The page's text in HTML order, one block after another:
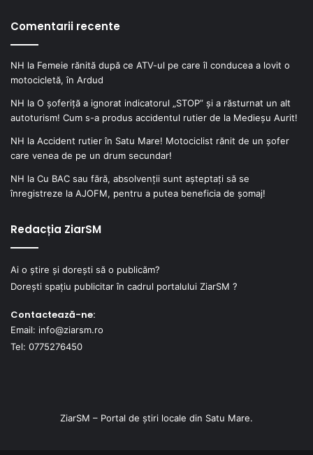
Comentarii recente
NH la Femeie rănită după ce ATV-ul pe care îl conducea a lovit o
motocicletă, în Ardud
NH la O șoferiță a ignorat indicatorul „STOP” și a răsturnat un alt
autoturism! Cum s-a produs accidentul rutier de la Medieșu Aurit!
NH la Accident rutier în Satu Mare! Motociclist rănit de un șofer
care venea de pe un drum secundar!
NH la Cu BAC sau fără, absolvenții sunt așteptați să se
înregistreze la AJOFM, pentru a putea beneficia de șomaj!
Redacția ZiarSM
Ai o știre și dorești să o publicăm?
Dorești spațiu publicitar în cadrul portalului ZiarSM ?
Contactează-ne:
Email: info@ziarsm.ro
Tel: 0775276450
ZiarSM – Portal de știri locale din Satu Mare.